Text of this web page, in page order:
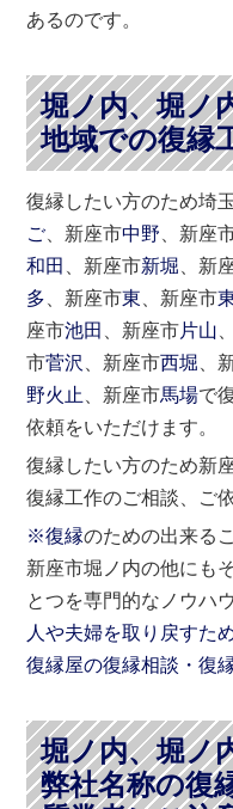
あるのです。
堀ノ内、堀ノ
地域での復縁
復縁したい方のため埼
ご 、新座市中野 、新座
和田
、新座市新堀 、新
多 、新座市東 、新座市
座市池田 、新座市片山
市菅沢 、新座市西堀 、
野火止
、新座市馬場で
依頼をいただけます。
復縁したい方のため新
復縁工作のご相談、ご
※復縁のための出来る
新座市堀ノ内の他にも
とつを専門的なノウハ
人や夫婦を取り戻すた
復縁屋の復縁相談・復
堀ノ内、堀ノ
弊社名称の復